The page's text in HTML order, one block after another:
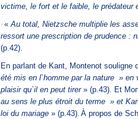
victime, le fort et le faible, le prédateur
· «Au total, Nietzsche multiplie les
ressort une prescription de prudence :
(p.42).
En parlant de Kant, Montenot souligne
été mis en l`homme par la nature »
plaisir qu`il en peut tirer» (p.43). Et
au sens le plus étroit du terme » et
loi du mariage » (p.43). À propos de